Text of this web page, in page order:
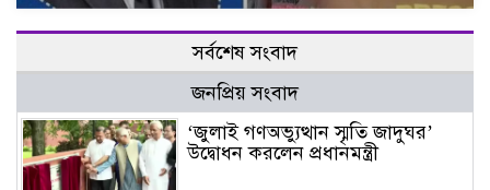
সর্বশেষ সংবাদ
জনপ্রিয় সংবাদ
‘জুলাই গণঅভ্যুত্থান স্মৃতি জাদুঘর’
উদ্বোধন করলেন প্রধানমন্ত্রী